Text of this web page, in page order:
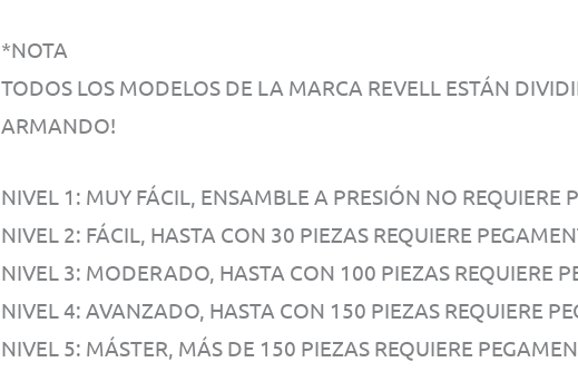
*NOTA
TODOS LOS MODELOS DE LA MARCA REVELL ESTÁN
ARMANDO!
NIVEL 1: MUY FÁCIL, ENSAMBLE A PRESIÓN NO REQUIERE
NIVEL 2: FÁCIL, HASTA CON 30 PIEZAS REQUIERE
NIVEL 3: MODERADO, HASTA CON 100 PIEZAS REQUIERE
NIVEL 4: AVANZADO, HASTA CON 150 PIEZAS REQUIERE
NIVEL 5: MÁSTER, MÁS DE 150 PIEZAS REQUIERE